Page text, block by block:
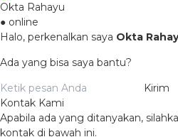
Okta Rahayu
● online
Halo, perkenalkan saya Okta
Ada yang bisa saya bantu?
Kirim
Kontak Kami
Apabila ada yang ditanyakan,
kontak di bawah ini.